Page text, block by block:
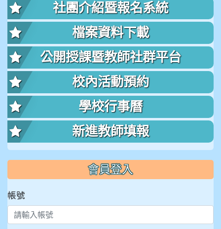
社團介紹暨報名系統
檔案資料下載
公開授課暨教師社群平台
校內活動預約
學校行事曆
新進教師填報
會員登入
帳號